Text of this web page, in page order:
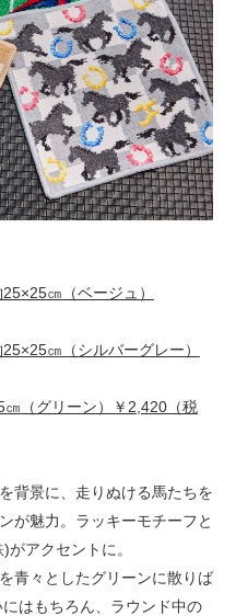
㎝（ベージュ）
㎝（シルバーグレー）
㎝（グリーン）￥2,420（税
背景に、走りぬける馬たちを
が魅力。ラッキーモチーフと
アクセントに。
青々としたグリーンに散りば
はもちろん、ラウンド中の